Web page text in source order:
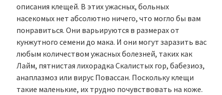
описания клещей. В этих ужасных, больных
насекомых нет абсолютно ничего, что могло бы вам
понравиться. Они варьируются в размерах от
кунжутного семени до мака. И они могут заразить вас
любым количеством ужасных болезней, таких как
Лайм, пятнистая лихорадка Скалистых гор, бабезиоз,
анаплазмоз или вирус Повассан. Поскольку клещи
такие маленькие, их трудно почувствовать на коже.